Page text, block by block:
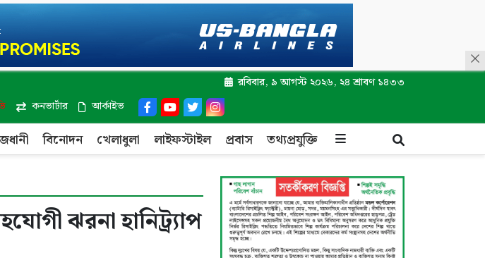
রবিবার, ৯ আগস্ট ২০২৬, ২৪ শ্রাবণ ১৪৩৩
কনভার্টার আর্কাইভ
বিনোদন খেলাধুলা লাইফস্টাইল প্রবাস তথ্যপ্রযুক্তি
ঝরনা হানিট্র্যাপ